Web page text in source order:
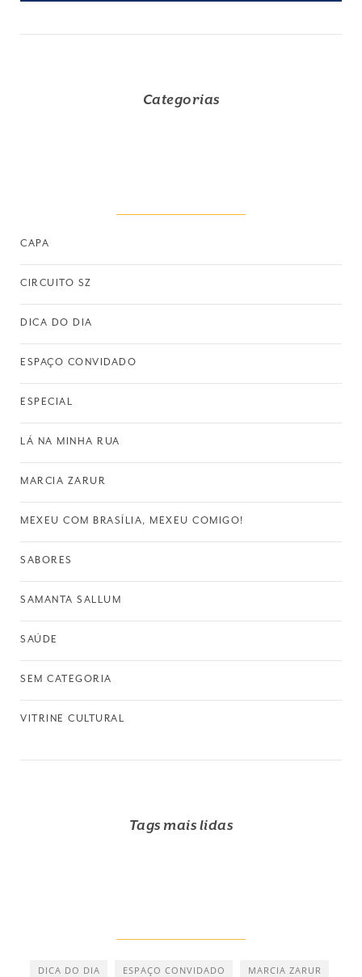
Categorias
CAPA
CIRCUITO SZ
DICA DO DIA
ESPAÇO CONVIDADO
ESPECIAL
LÁ NA MINHA RUA
MARCIA ZARUR
MEXEU COM BRASÍLIA, MEXEU COMIGO!
SABORES
SAMANTA SALLUM
SAÚDE
SEM CATEGORIA
VITRINE CULTURAL
Tags mais lidas
DICA DO DIA ESPAÇO CONVIDADO MARCIA ZARUR